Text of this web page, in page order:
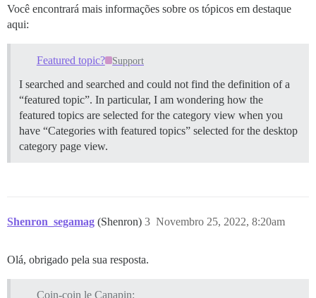
Você encontrará mais informações sobre os tópicos em destaque
aqui:
Featured topic? Support
I searched and searched and could not find the definition of a
“featured topic”. In particular, I am wondering how the
featured topics are selected for the category view when you
have “Categories with featured topics” selected for the desktop
category page view.
Shenron_segamag (Shenron) Novembro 25, 2022, 8:20am
3
Olá, obrigado pela sua resposta.
Coin-coin le Canapin: